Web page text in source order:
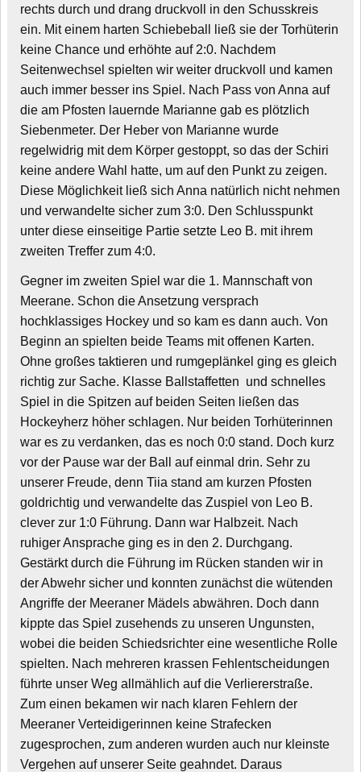
rechts durch und drang druckvoll in den Schusskreis
ein. Mit einem harten Schiebeball ließ sie der Torhüterin
keine Chance und erhöhte auf 2:0. Nachdem
Seitenwechsel spielten wir weiter druckvoll und kamen
auch immer besser ins Spiel. Nach Pass von Anna auf
die am Pfosten lauernde Marianne gab es plötzlich
Siebenmeter. Der Heber von Marianne wurde
regelwidrig mit dem Körper gestoppt, so das der Schiri
keine andere Wahl hatte, um auf den Punkt zu zeigen.
Diese Möglichkeit ließ sich Anna natürlich nicht nehmen
und verwandelte sicher zum 3:0. Den Schlusspunkt
unter diese einseitige Partie setzte Leo B. mit ihrem
zweiten Treffer zum 4:0.
Gegner im zweiten Spiel war die 1. Mannschaft von
Meerane. Schon die Ansetzung versprach
hochklassiges Hockey und so kam es dann auch. Von
Beginn an spielten beide Teams mit offenen Karten.
Ohne großes taktieren und rumgeplänkel ging es gleich
richtig zur Sache. Klasse Ballstaffetten und schnelles
Spiel in die Spitzen auf beiden Seiten ließen das
Hockeyherz höher schlagen. Nur beiden Torhüterinnen
war es zu verdanken, das es noch 0:0 stand. Doch kurz
vor der Pause war der Ball auf einmal drin. Sehr zu
unserer Freude, denn Tiia stand am kurzen Pfosten
goldrichtig und verwandelte das Zuspiel von Leo B.
clever zur 1:0 Führung. Dann war Halbzeit. Nach
ruhiger Ansprache ging es in den 2. Durchgang.
Gestärkt durch die Führung im Rücken standen wir in
der Abwehr sicher und konnten zunächst die wütenden
Angriffe der Meeraner Mädels abwähren. Doch dann
kippte das Spiel zusehends zu unseren Ungunsten,
wobei die beiden Schiedsrichter eine wesentliche Rolle
spielten. Nach mehreren krassen Fehlentscheidungen
führte unser Weg allmählich auf die Verliererstraße.
Zum einen bekamen wir nach klaren Fehlern der
Meeraner Verteidigerinnen keine Strafecken
zugesprochen, zum anderen wurden auch nur kleinste
Vergehen auf unserer Seite geahndet. Daraus